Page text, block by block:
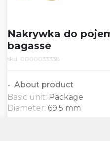
Nakrywka do
bagasse
sku: 0000033338
About product
Basic unit: Package
Diameter: 69.5 mm